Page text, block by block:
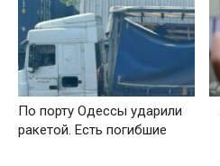
По порту Одессы ударили
ракетой. Есть погибшие